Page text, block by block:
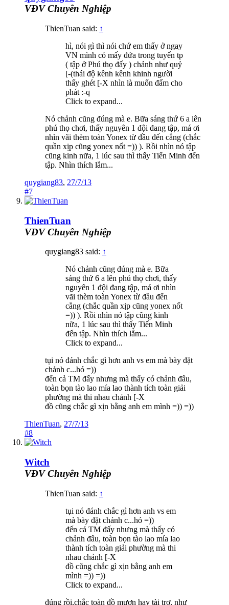
VĐV Chuyên Nghiệp
ThienTuan said: ↑
hì, nói gì thì nói chứ em thấy ở ngay
VN mình có mấy đứa trong tuyển tp
( tập ở Phú thọ đấy ) chảnh như quỷ
[-(thái độ kênh kênh khinh người
thấy ghét [-X nhìn là muốn đấm cho
phát :-q
Click to expand...
Nó chảnh cũng đúng mà e. Bữa sáng thứ 6 a lên
phú thọ chơi, thấy nguyên 1 đội đang tập, má ơi
nhìn vãi thèm toàn Yonex từ đầu đến cẳng (chắc
quần xịp cũng yonex nốt =)) ). Rồi nhìn nó tập
cũng kinh nữa, 1 lúc sau thì thấy Tiến Minh đến
tập. Nhìn thích lắm...
quygiang83, 27/7/13
#7
ThienTuan
VĐV Chuyên Nghiệp
quygiang83 said: ↑
Nó chảnh cũng đúng mà e. Bữa
sáng thứ 6 a lên phú thọ chơi, thấy
nguyên 1 đội đang tập, má ơi nhìn
vãi thèm toàn Yonex từ đầu đến
cẳng (chắc quần xịp cũng yonex nốt
=)) ). Rồi nhìn nó tập cũng kinh
nữa, 1 lúc sau thì thấy Tiến Minh
đến tập. Nhìn thích lắm...
Click to expand...
tụi nó đánh chắc gì hơn anh vs em mà bày đặt
chảnh c...hó =))
đến cả TM đấy nhưng mà thấy có chảnh đâu,
toàn bọn tào lao mía lao thành tích toàn giải
phường mà thi nhau chảnh [-X
đồ cũng chắc gì xịn bằng anh em mình =)) =))
ThienTuan, 27/7/13
#8
Witch
VĐV Chuyên Nghiệp
ThienTuan said: ↑
tụi nó đánh chắc gì hơn anh vs em
mà bày đặt chảnh c...hó =))
đến cả TM đấy nhưng mà thấy có
chảnh đâu, toàn bọn tào lao mía lao
thành tích toàn giải phường mà thi
nhau chảnh [-X
đồ cũng chắc gì xịn bằng anh em
mình =)) =))
Click to expand...
đúng rồi,chắc toàn đồ mượn hay tài trợ, như